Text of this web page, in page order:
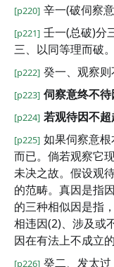
[p220] 辛一(破伺察
[p221] 壬一(总破)分
三、以同等理而破。
[p222] 癸一、观察则
[p223] 伺察意终不待
[p224] 若观待因不超
[p225] 如果伺察意
而已。倘若观察它
未决之故。假设观
的范畴。真因是指
的三种相似因是指
相违因(2)、涉及或
因在有法上不成立的
[p226] 癸二、发太过